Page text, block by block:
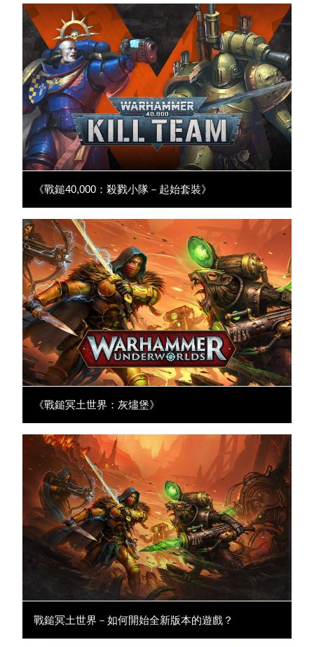
《戰鎚40,000：殺戮小隊－起始套裝》
《戰鎚冥土世界：灰燼堡》
戰鎚冥土世界－如何開始全新版本的遊戲？